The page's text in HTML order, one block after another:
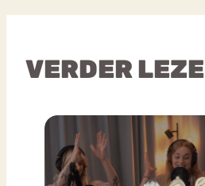
VERDER